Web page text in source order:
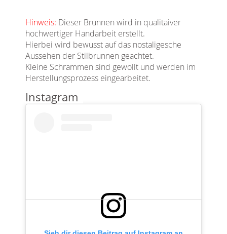
Hinweis: Dieser Brunnen wird in qualitaiver
hochwertiger Handarbeit erstellt.
Hierbei wird bewusst auf das nostaligesche
Aussehen der Stilbrunnen geachtet.
Kleine Schrammen sind gewollt und werden im
Herstellungsprozess eingearbeitet.
Instagram